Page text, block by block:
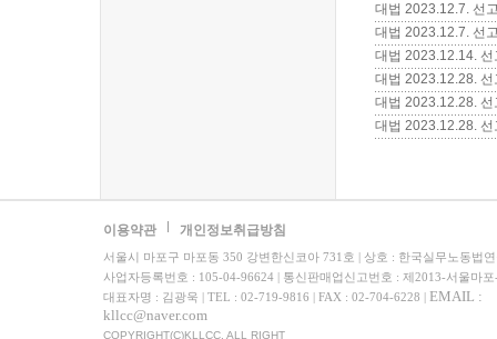
대법 2023.12.7. 선
대법 2023.12.7. 선
대법 2023.12.14.
대법 2023.12.28.
대법 2023.12.28.
대법 2023.12.28.
이용약관 개인정보취급방침
서울시 마포구 마포동 350 강변한신코아 731호 | 상호 : 한국실무노동법
사업자등록번호 : 105-04-96624 | 통신판매업신고번호 : 제2013-서울마
대표자명 : 김광욱 | TEL : 02-719-9816 | FAX : 02-704-6228 | EMAIL :
kllcc@naver.com
COPYRIGHT(C)KLLCC. ALL RIGHT